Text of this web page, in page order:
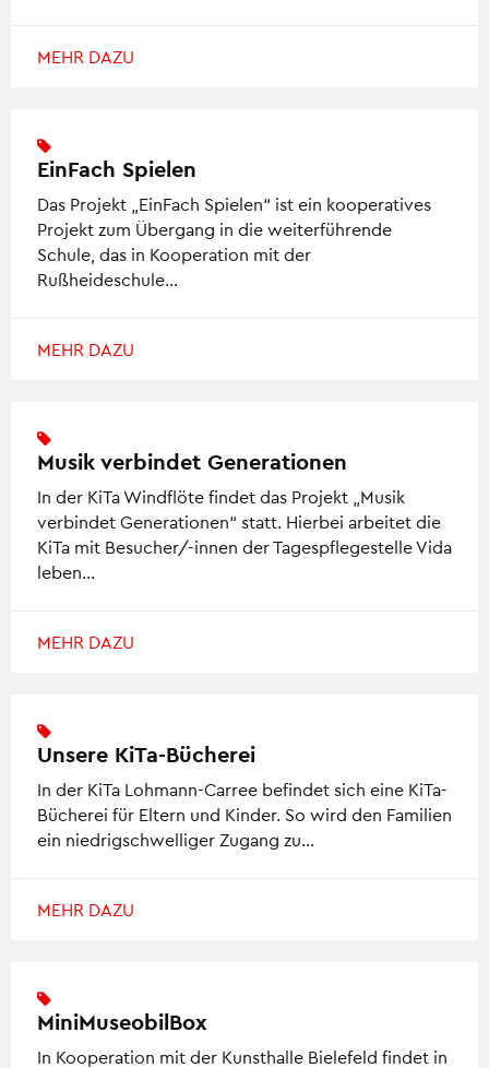
MEHR DAZU
EinFach Spielen
Das Projekt „EinFach Spielen“ ist ein kooperatives
Projekt zum Übergang in die weiterführende
Schule, das in Kooperation mit der
Rußheideschule…
MEHR DAZU
Musik verbindet Generationen
In der KiTa Windflöte findet das Projekt „Musik
verbindet Generationen“ statt. Hierbei arbeitet die
KiTa mit Besucher/-innen der Tagespflegestelle Vida
leben…
MEHR DAZU
Unsere KiTa-Bücherei
In der KiTa Lohmann-Carree befindet sich eine KiTa-
Bücherei für Eltern und Kinder. So wird den Familien
ein niedrigschwelliger Zugang zu…
MEHR DAZU
MiniMuseobilBox
In Kooperation mit der Kunsthalle Bielefeld findet in